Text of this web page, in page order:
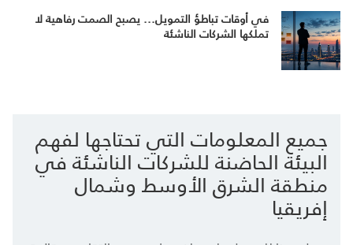
في أوقات تباطؤ التمويل... يصبح الصمت رفاهية لا
تملكها الشركات الناشئة
جميع المعلومات التي تحتاجها لفهم
البيئة الحاضنة للشركات الناشئة في
منطقة الشرق الأوسط وشمال
إفريقيا